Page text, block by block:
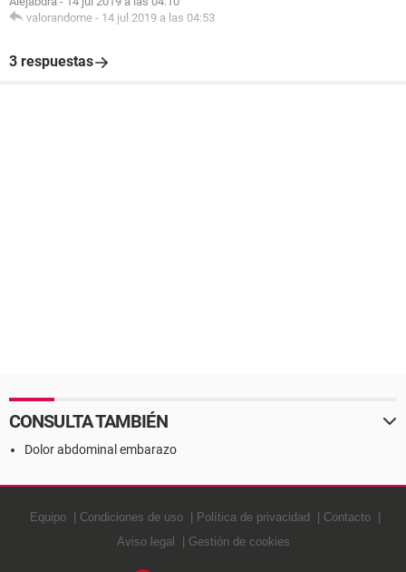
valorandome - 14 jul 2019 a las 04:53
3 respuestas
CONSULTA TAMBIÉN
Dolor abdominal embarazo
Equipo Condiciones de uso Política de privacidad
Contacto
Aviso legal
Gestión de cookies